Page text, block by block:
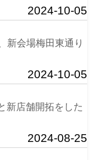
2024-10-05
新会場梅田東通り
2024-10-05
店舗開拓をした
2024-08-25